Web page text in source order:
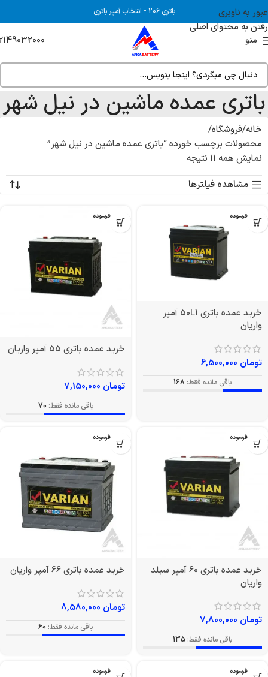
عبور به ناوبری
رفتن به محتوای اصلی
باتری 206 - انتخاب آمپر باتری
منو
باتری عمده ماشین در نیل شهر
خانه فروشگاه
محصولات برچسب خورده “باتری عمده ماشین در نیل شهر”
نمایش همه 11 نتیجه
مشاهده فیلترها
بدون فرسوده
خرید عمده باتری 50L1 آمپر
واریان
تومان
باقی مانده فقط: 168
بدون فرسوده
خرید عمده باتری 55 آمپر واریان
تومان
باقی مانده فقط: 70
بدون فرسوده
خرید عمده باتری 60 آمپر سیلد
واریان
تومان
باقی مانده فقط: 135
بدون فرسوده
خرید عمده باتری 66 آمپر واریان
تومان
باقی مانده فقط: 60
بدون فرسوده بدون فرسوده